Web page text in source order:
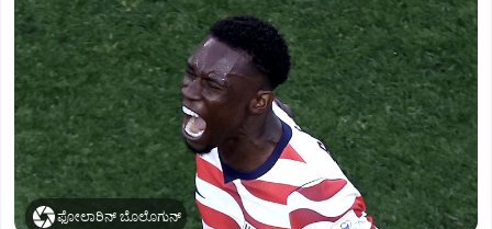
ಫೋಲಾರಿನ್ ಬೊಲೊಗುನ್